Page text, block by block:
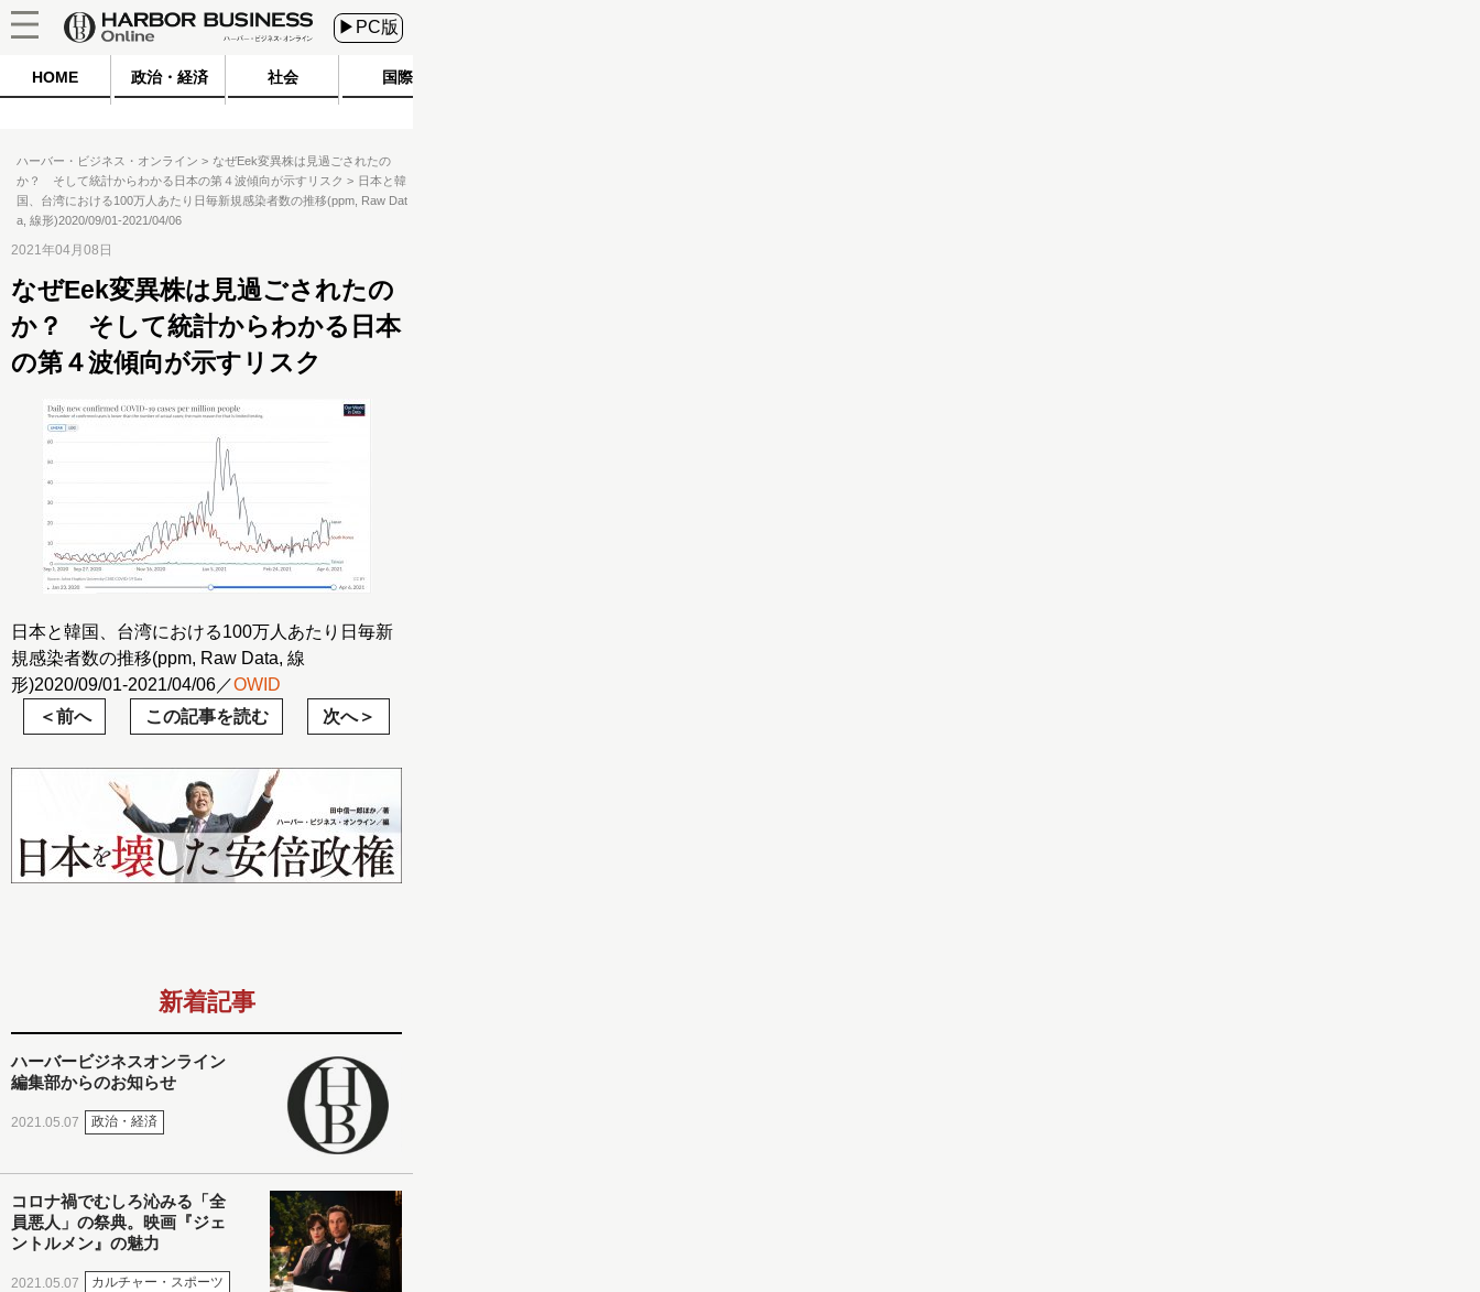
▶PC版
HOME 政治・経済 社会 国際
ハーバー・ビジネス・オンライン
なぜEek変異株は見過ごされたの
か？ そして統計からわかる日本の第４波傾向が示すリスク
日本と韓
国、台湾における100万人あたり日毎新規感染者数の推移(ppm, Raw Dat
a, 線形)2020/09/01-2021/04/06
2021年04月08日
なぜEek変異株は見過ごされたの
か？ そして統計からわかる日本
の第４波傾向が示すリスク
日本と韓国、台湾における100万人あたり日毎新
規感染者数の推移(ppm, Raw Data, 線
形)2020/09/01-2021/04/06／OWID
前へ
この記事を読む 次へ
新着記事
ハーバービジネスオンライン
編集部からのお知らせ
2021.05.07 政治・経済
コロナ禍でむしろ沁みる「全
員悪人」の祭典。映画『ジェ
ントルメン』の魅力
2021.05.07 カルチャー・スポーツ